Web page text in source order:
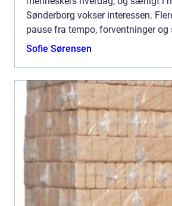
Sønderborg vokser interessen.
pause fra tempo, forventninger
oplever, at mindfulness giver mere
Sofie Sørensen